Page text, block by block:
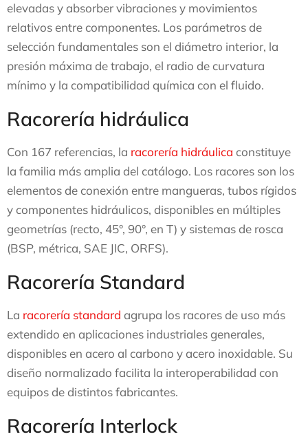
elevadas y absorber vibraciones y movimientos
relativos entre componentes. Los parámetros de
selección fundamentales son el diámetro interior, la
presión máxima de trabajo, el radio de curvatura
mínimo y la compatibilidad química con el fluido.
Racorería hidráulica
Con 167 referencias, la racorería hidráulica constituye
la familia más amplia del catálogo. Los racores son los
elementos de conexión entre mangueras, tubos rígidos
y componentes hidráulicos, disponibles en múltiples
geometrías (recto, 45°, 90°, en T) y sistemas de rosca
(BSP, métrica, SAE JIC, ORFS).
Racorería Standard
La racorería standard agrupa los racores de uso más
extendido en aplicaciones industriales generales,
disponibles en acero al carbono y acero inoxidable. Su
diseño normalizado facilita la interoperabilidad con
equipos de distintos fabricantes.
Racorería Interlock